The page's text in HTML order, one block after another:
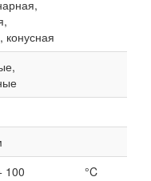
конусная
°C